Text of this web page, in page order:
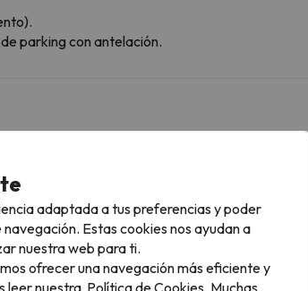
parking con antelación.
adaptada a tus preferencias y poder
Estas cookies nos ayudan a
nuestra web para ti.
ofrecer una navegación más eficiente y
leer nuestra Política de Cookies. Muchas